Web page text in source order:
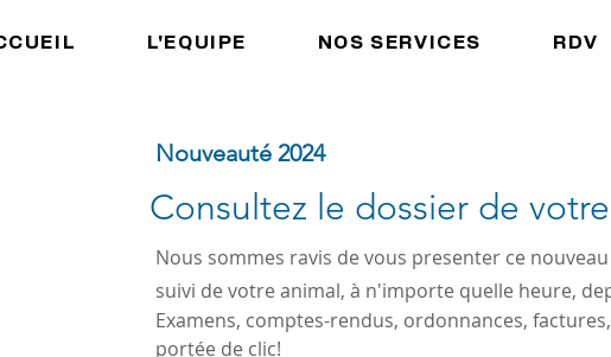
L'EQUIPE NOS SERVICES RDV
Nouveauté 2024
Consultez le dossier de
Nous sommes ravis de vous presenter ce
suivi de votre animal, à n'importe quelle heure,
Examens, comptes-rendus, ordonnances,
portée de clic!